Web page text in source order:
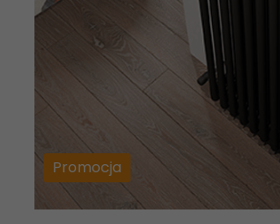
Promocja